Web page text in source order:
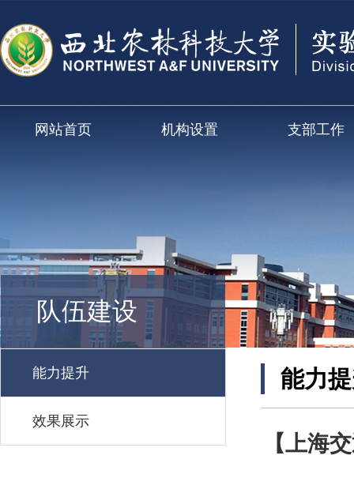
网站首页 机构设置 支部工作
队伍建设
能力提升
效果展示
能力
【上海